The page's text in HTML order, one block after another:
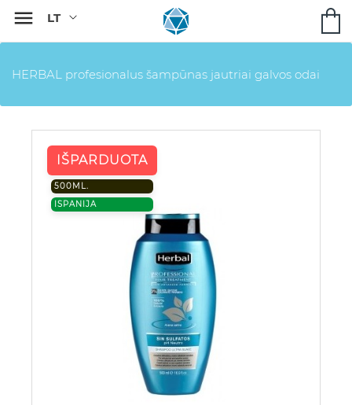

HERBAL profesionalus šampūnas jautriai galvos odai
IŠPARDUOTA
500ML.
ISPANIJA